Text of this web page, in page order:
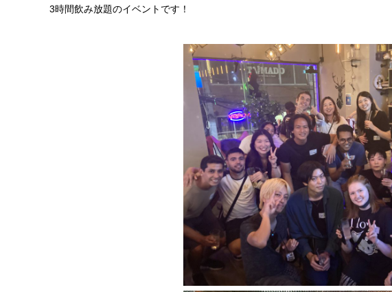
3時間飲み放題のイベントです！